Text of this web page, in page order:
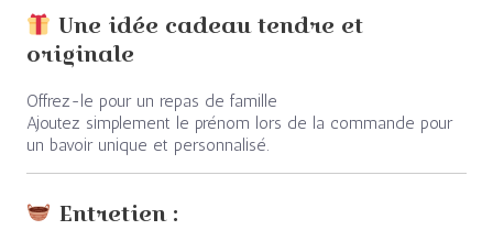
Une idée cadeau tendre et
originale
Offrez-le pour un repas de famille
Ajoutez simplement le prénom lors de la commande pour
un bavoir unique et personnalisé.
Entretien :